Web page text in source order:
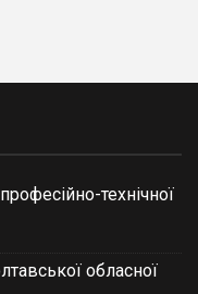
технічної
обласної